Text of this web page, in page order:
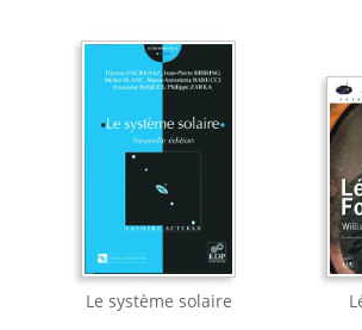
Le système solaire